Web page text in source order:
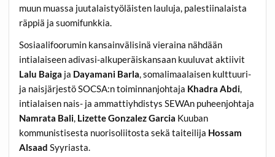
muun muassa juutalaistyöläisten lauluja, palestiinalaista
räppiä ja suomifunkkia.
Sosiaalifoorumin kansainvälisinä vieraina nähdään
intialaiseen adivasi-alkuperäiskansaan kuuluvat aktiivit
Lalu Baiga ja Dayamani Barla, somalimaalaisen kulttuuri-
ja naisjärjestö SOCSA:n toiminnanjohtaja Khadra Abdi,
intialaisen nais- ja ammattiyhdistys SEWAn puheenjohtaja
Namrata Bali, Lizette Gonzalez Garcia Kuuban
kommunistisesta nuorisoliitosta sekä taiteilija Hossam
Alsaad Syyriasta.